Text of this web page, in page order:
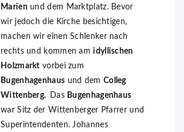
Marienund dem Marktplatz. Bevor
wir jedoch die Kirche besichtigen,
machen wir einen Schlenker nach
rechts und kommen amidyllischen
Holzmarkt vorbei zum
Bugenhagenhaus und dem Colleg
Wittenberg.
Das Bugenhagenhaus
war Sitz der Wittenberger Pfarrer und
Superintendenten. Johannes